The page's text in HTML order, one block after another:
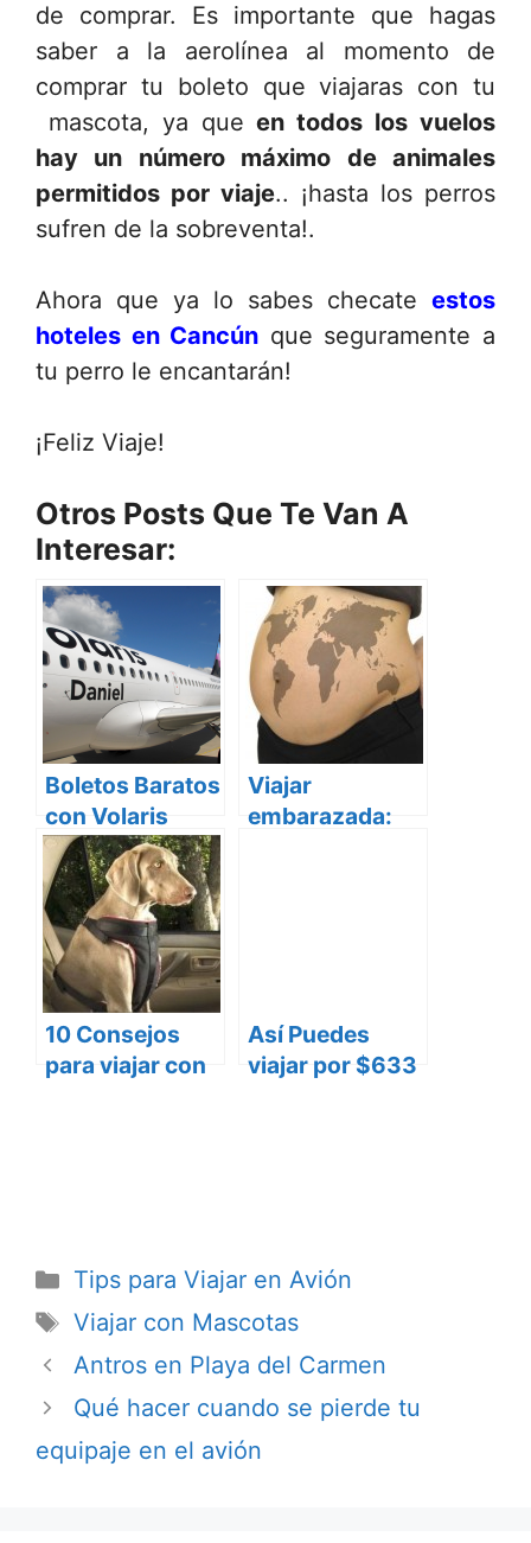
de comprar. Es importante que hagas
saber a la aerolínea al momento de
comprar tu boleto que viajaras con tu
mascota, ya queen todos los vuelos
hay un número máximo de animales
permitidos por viaje.. ¡hasta los perros
sufren de la sobreventa!.
Ahora que ya lo sabes checate estos
hoteles en Cancún que seguramente a
tu perro le encantarán!
¡Feliz Viaje!
Otros Posts Que Te Van A
Interesar:
Boletos Baratos
con Volaris
(Hasta 50%
menos con
estos Tips)
Viajar
embarazada:
10 Consejos
para viajar con
Así Puedes
viajar por $633
Categorías
Tips para Viajar en Avión
Etiquetas
Viajar con Mascotas
Antros en Playa del Carmen
Qué hacer cuando se pierde tu
equipaje en el avión